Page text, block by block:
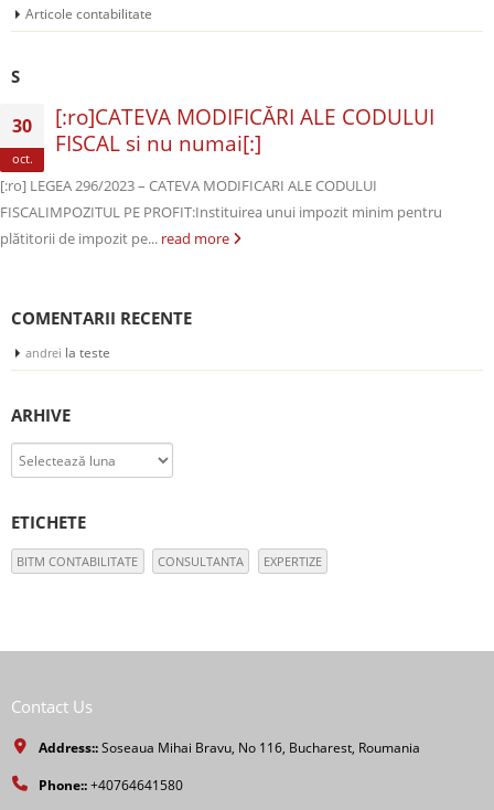
Articole contabilitate
S
30
oct.
[:ro]CATEVA MODIFICĂRI ALE CODULUI
FISCAL si nu numai[:]
[:ro] LEGEA 296/2023 – CATEVA MODIFICARI ALE CODULUI
FISCALIMPOZITUL PE PROFIT:Instituirea unui impozit minim pentru
plătitorii de impozit pe... read more
COMENTARII RECENTE
andrei la teste
ARHIVE
Arhive
ETICHETE
BITM CONTABILITATE CONSULTANTA EXPERTIZE
Contact Us
Address::Soseaua Mihai Bravu, No 116, Bucharest, Roumania
Phone::+40764641580